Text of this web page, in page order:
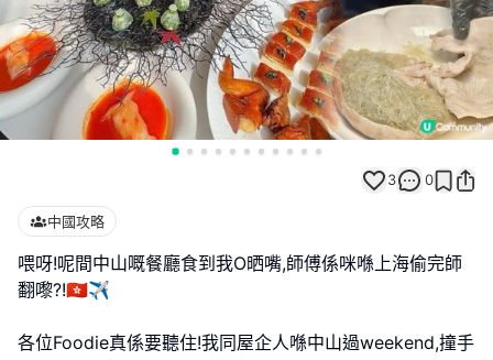
3 0
中國攻略
喂呀!呢間中山嘅餐廳食到我O晒嘴,師傅係咪喺上海偷完師
翻嚟?!🇭🇰✈
各位Foodie真係要聽住!我同屋企人喺中山過weekend,撞手